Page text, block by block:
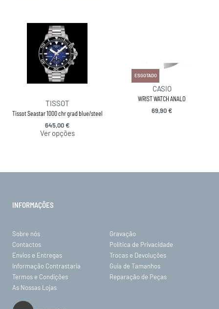
TISSOT
Tissot Seastar 1000 chr grad blue/steel
645,00€
Ver opções
ESGOTADO
CASIO
WRIST WATCH ANALO
69,90€
INFORMAÇÕES
Sobre nós
Gravação
Contactos
Política de Privacidade
Envios e Entregas
Trocas e Devoluções
Informação Contrastaria
Guia de Tamanhos
Termos e Condições
Reparação de Peças
As Nossas Lojas